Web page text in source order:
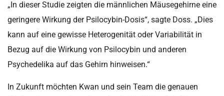
„In dieser Studie zeigten die männlichen Mäusegehirne eine
geringere Wirkung der Psilocybin-Dosis“, sagte Doss. „Dies
kann auf eine gewisse Heterogenität oder Variabilität in
Bezug auf die Wirkung von Psilocybin und anderen
Psychedelika auf das Gehirn hinweisen.“
In Zukunft möchten Kwan und sein Team die genauen